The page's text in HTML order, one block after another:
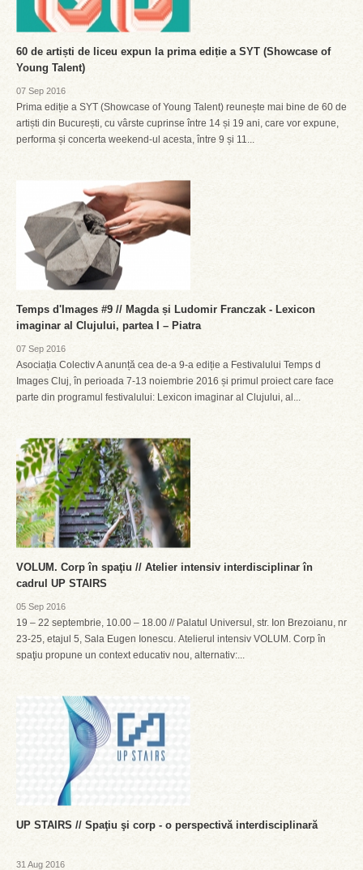
60 de artiști de liceu expun la prima ediție a SYT (Showcase of
Young Talent)
07 Sep 2016
Prima ediție a SYT (Showcase of Young Talent) reunește mai bine de 60 de
artiști din București, cu vârste cuprinse între 14 și 19 ani, care vor expune,
performa și concerta weekend-ul acesta, între 9 și 11...
Temps d'Images #9 // Magda și Ludomir Franczak - Lexicon
imaginar al Clujului, partea I – Piatra
07 Sep 2016
Asociația Colectiv A anunță cea de-a 9-a ediție a Festivalului Temps d
Images Cluj, în perioada 7-13 noiembrie 2016 și primul proiect care face
parte din programul festivalului: Lexicon imaginar al Clujului, al...
VOLUM. Corp în spaţiu // Atelier intensiv interdisciplinar în
cadrul UP STAIRS
05 Sep 2016
19 – 22 septembrie, 10.00 – 18.00 // Palatul Universul, str. Ion Brezoianu, nr
23-25, etajul 5, Sala Eugen Ionescu. Atelierul intensiv VOLUM. Corp în
spaţiu propune un context educativ nou, alternativ:...
UP STAIRS // Spaţiu şi corp - o perspectivă interdisciplinară
31 Aug 2016